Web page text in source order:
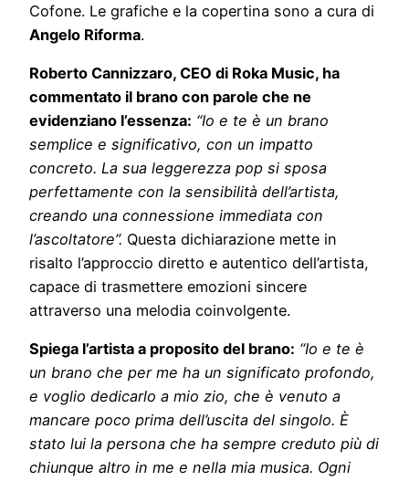
Cofone. Le grafiche e la copertina sono a cura di
Angelo Riforma.
Roberto Cannizzaro, CEO di Roka Music, ha
commentato il brano con parole che ne
evidenziano l’essenza: “Io e te è un brano
semplice e significativo, con un impatto
concreto. La sua leggerezza pop si sposa
perfettamente con la sensibilità dell’artista,
creando una connessione immediata con
l’ascoltatore”. Questa dichiarazione mette in
risalto l’approccio diretto e autentico dell’artista,
capace di trasmettere emozioni sincere
attraverso una melodia coinvolgente.
Spiega l’artista a proposito del brano: “Io e te è
un brano che per me ha un significato profondo,
e voglio dedicarlo a mio zio, che è venuto a
mancare poco prima dell’uscita del singolo. È
stato lui la persona che ha sempre creduto più di
chiunque altro in me e nella mia musica. Ogni